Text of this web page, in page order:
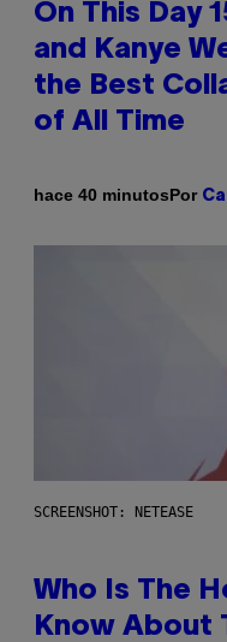
On This Day
and Kanye
the Best
of All Time
hace 40 minutosPor
SCREENSHOT: NETEASE
Who Is The
Know About